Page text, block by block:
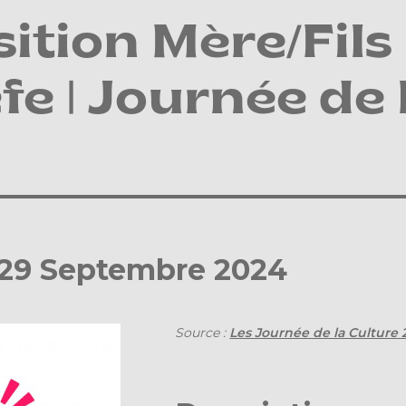
Mère/Fils
| Journée
Septembre 2024
Source : Les Journée de la Culture